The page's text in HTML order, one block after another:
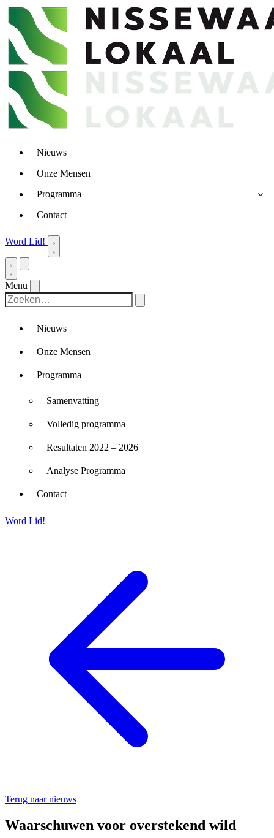
Nieuws
Onze Mensen
Programma
Contact
Word Lid!
Menu
Nieuws
Onze Mensen
Programma
Samenvatting
Volledig programma
Resultaten 2022 – 2026
Analyse Programma
Contact
Word Lid!
Terug naar nieuws
Waarschuwen voor overstekend wild